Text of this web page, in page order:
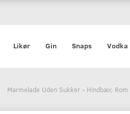
Likør Gin Snaps Vodka
Marmelade Uden Sukker - Hindbær, Rom